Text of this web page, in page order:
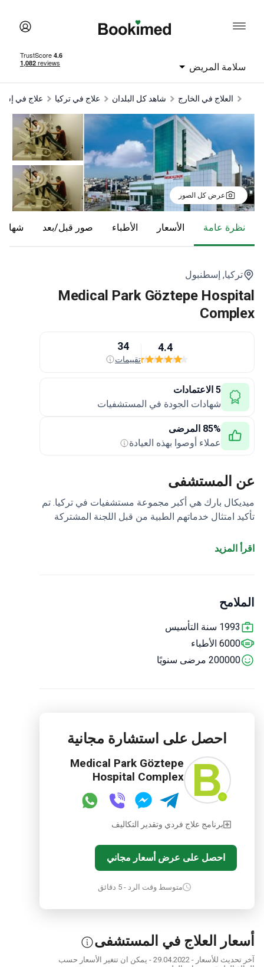
المريض
العلاج في الخارج شاهد كل البلدان علاج في تركيا علاج في إسطنبول
عرض كل الصور
عامة الأسعار الأطباء صور قبل/بعد شهادات
إسطنبول
Medical Park Göztepe
تقييمات
5 الاعتمادات
شهادات الجودة في المستشفيات
85% المرضى
عملاء أوصوا بهذه العيادة
المستشفى
بارك هي أكبر مجموعة مستشفيات في تركيا. تم
امتثال خدماتهم الطبية من قبل اللجنة المشتركة
عمليات زراعة الأعضاء وتوفر معدلات نجاح عاليةالمزيد
1993 سنة التأسيس
6000 الأطباء
200000 مرضى سنويًا
احصل على استشارة مجانية
Medical Park Göztepe
Hospital Complex
برنامج علاج فردي وتقدير التكاليف
احصل على عرض أسعار مجاني
متوسط وقت الرد - 5 دقائق
العلاج في المستشفى
آخر تحديث للأسعار - 29.04.2022 - يمكن ان تتغير الأسعار حسب